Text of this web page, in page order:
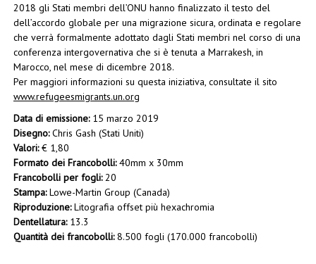
2018 gli Stati membri dell’ONU hanno finalizzato il testo del
dell’accordo globale per una migrazione sicura, ordinata e regolare
che verrà formalmente adottato dagli Stati membri nel corso di una
conferenza intergovernativa che si è tenuta a Marrakesh, in
Marocco, nel mese di dicembre 2018.
Per maggiori informazioni su questa iniziativa, consultate il sito
www.refugeesmigrants.un.org
Data di emissione:15 marzo 2019
Disegno:Chris Gash (Stati Uniti)
Valori:€ 1,80
Formato dei Francobolli:40mm x 30mm
Francobolli per fogli:20
Stampa:Lowe-Martin Group (Canada)
Riproduzione:Litografia offset più hexachromia
Dentellatura:13.3
Quantità dei francobolli:8.500 fogli (170.000 francobolli)